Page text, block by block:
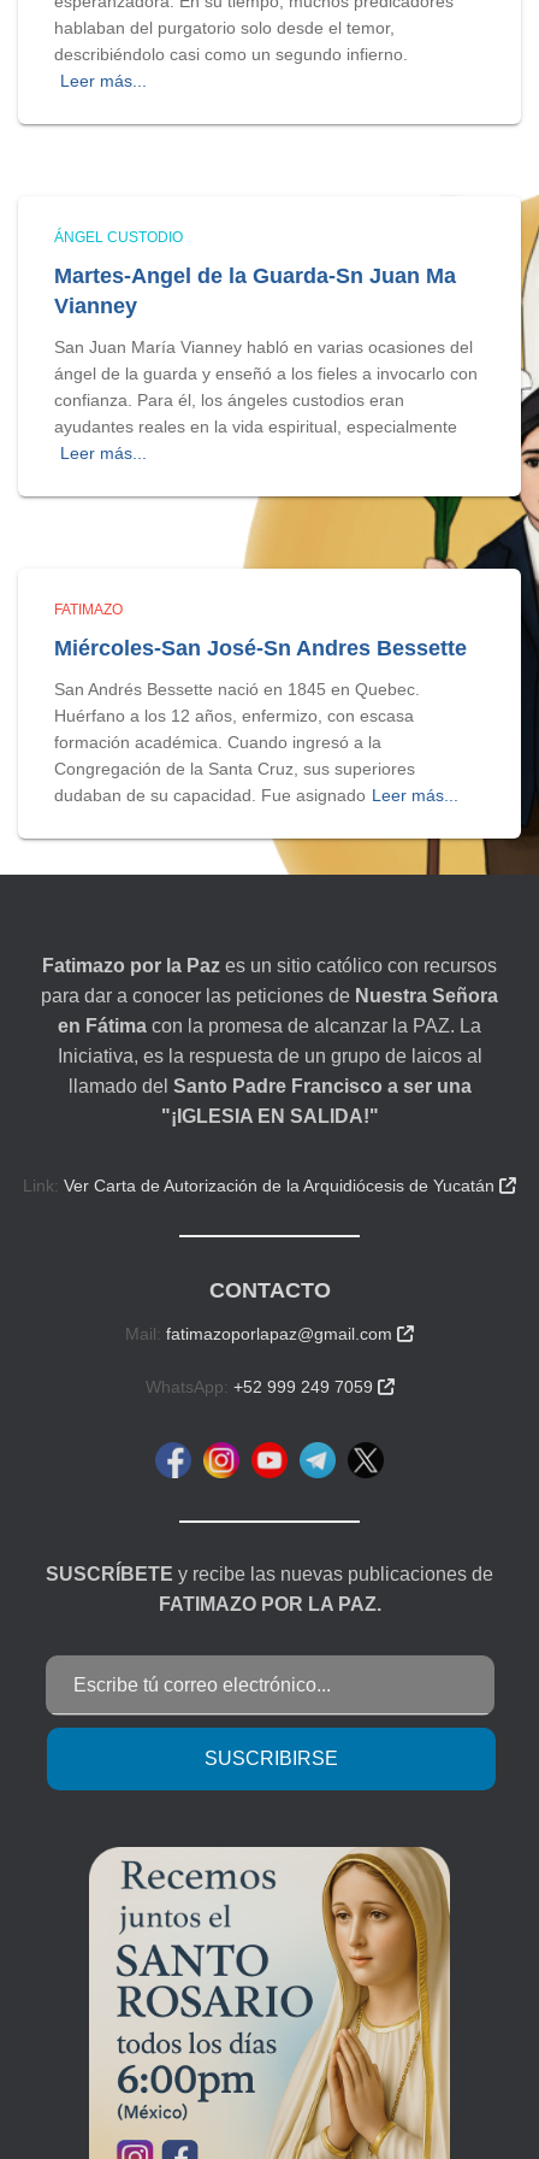
hablaban del purgatorio solo desde el temor,
describiéndolo casi como un segundo infierno.
Leer más...
ÁNGEL CUSTODIO
Martes-Angel de la Guarda-Sn Juan Ma
Vianney
San Juan María Vianney habló en varias ocasiones del
ángel de la guarda y enseñó a los fieles a invocarlo con
confianza. Para él, los ángeles custodios eran
ayudantes reales en la vida espiritual, especialmente
Leer más...
FATIMAZO
Miércoles-San José-Sn Andres Bessette
San Andrés Bessette nació en 1845 en Quebec.
Huérfano a los 12 años, enfermizo, con escasa
formación académica. Cuando ingresó a la
Congregación de la Santa Cruz, sus superiores
dudaban de su capacidad. Fue asignado Leer más...
Fatimazo por la Paz es un sitio católico con recursos
para dar a conocer las peticiones de Nuestra Señora
en Fátima con la promesa de alcanzar la PAZ. La
Iniciativa, es la respuesta de un grupo de laicos al
llamado del Santo Padre Francisco a ser una
"¡IGLESIA EN SALIDA!"
Link: Ver Carta de Autorización de la Arquidiócesis de Yucatán 
CONTACTO
Mail: fatimazoporlapaz@gmail.com 
WhatsApp: +52 999 249 7059 
SUSCRÍBETE y recibe las nuevas publicaciones de
FATIMAZO POR LA PAZ.
SUSCRIBIRSE